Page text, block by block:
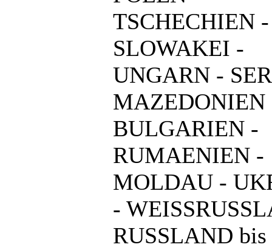
TSCHECHIEN -
SLOWAKEI -
UNGARN -
MAZEDONIEN
BULGARIEN -
RUMAENIEN -
MOLDAU -
-
RUSSLAND bis